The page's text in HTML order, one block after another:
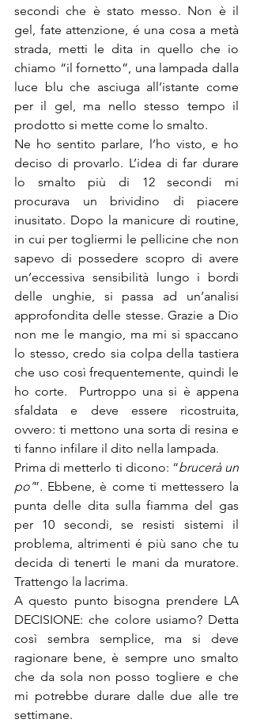
secondi che è stato messo. Non è il
gel, fate attenzione, é una cosa a metà
strada, metti le dita in quello che io
chiamo “il fornetto”, una lampada dalla
luce blu che asciuga all’istante come
per il gel, ma nello stesso tempo il
prodotto si mette come lo smalto.
Ne ho sentito parlare, l’ho visto, e ho
deciso di provarlo. L’idea di far durare
lo smalto più di 12 secondi mi
procurava un brividino di piacere
inusitato. Dopo la manicure di routine,
in cui per togliermi le pellicine che non
sapevo di possedere scopro di avere
un’eccessiva sensibilità lungo i bordi
delle unghie, si passa ad un’analisi
approfondita delle stesse. Grazie a Dio
non me le mangio, ma mi si spaccano
lo stesso, credo sia colpa della tastiera
che uso così frequentemente, quindi le
ho corte.  Purtroppo una si è appena
sfaldata e deve essere ricostruita,
ovvero: ti mettono una sorta di resina e
ti fanno infilare il dito nella lampada.
Prima di metterlo ti dicono: “brucerà un
po’”. Ebbene, è come ti mettessero la
punta delle dita sulla fiamma del gas
per 10 secondi, se resisti sistemi il
problema, altrimenti é più sano che tu
decida di tenerti le mani da muratore.
Trattengo la lacrima.
A questo punto bisogna prendere LA
DECISIONE: che colore usiamo? Detta
così sembra semplice, ma si deve
ragionare bene, è sempre uno smalto
che da sola non posso togliere e che
mi potrebbe durare dalle due alle tre
settimane.